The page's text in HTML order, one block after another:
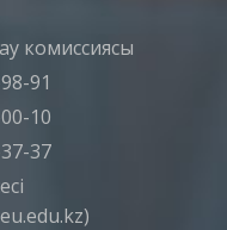
комиссиясы
91
10
37